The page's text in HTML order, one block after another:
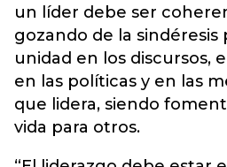
un líder debe ser
gozando de la sindéresis
unidad en los discursos,
en las políticas y en las
que lidera, siendo
vida para otros.